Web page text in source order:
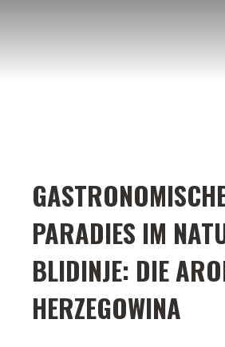
PARADIES IM
BLIDINJE: DIE
HERZEGOWINA